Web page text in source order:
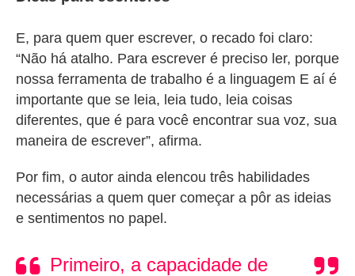
E, para quem quer escrever, o recado foi claro:
“Não há atalho. Para escrever é preciso ler, porque
nossa ferramenta de trabalho é a linguagem E aí é
importante que se leia, leia tudo, leia coisas
diferentes, que é para você encontrar sua voz, sua
maneira de escrever”, afirma.
Por fim, o autor ainda elencou três habilidades
necessárias a quem quer começar a pôr as ideias
e sentimentos no papel.
Primeiro, a capacidade de